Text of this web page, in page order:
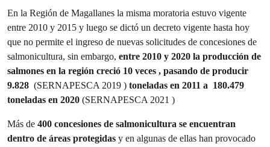
En la Región de Magallanes la misma moratoria estuvo vigente
entre 2010 y 2015 y luego se dictó un decreto vigente hasta hoy
que no permite el ingreso de nuevas solicitudes de concesiones de
salmonicultura, sin embargo, entre 2010 y 2020 la producción de
salmones en la región creció 10 veces , pasando de producir
9.828 (SERNAPESCA 2019 ) toneladas en 2011 a 180.479
toneladas en 2020 (SERNAPESCA 2021 )
Más de 400 concesiones de salmonicultura se encuentran
dentro de áreas protegidas y en algunas de ellas han provocado